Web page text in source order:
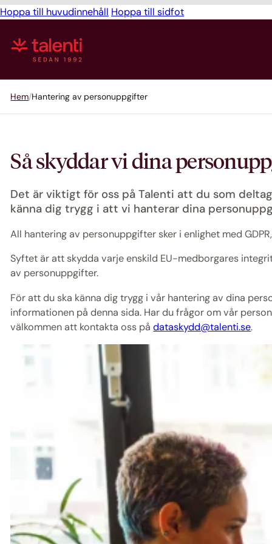
Hoppa till huvudinnehåll Hoppa till sidfot
Hem Hantering av personuppgifter
Så skyddar vi dina
Det är viktigt för oss på Talenti att du som
känna dig trygg i att vi hanterar dina
All hantering av personuppgifter sker i enlighet med
Syftet är att skydda varje enskild EU-medborgares
av personuppgifter.
För att du ska känna dig trygg i vår hantering av dina
informationen på denna sida. Har du frågor om vår
välkommen att kontakta oss pådataskydd@talenti.se.